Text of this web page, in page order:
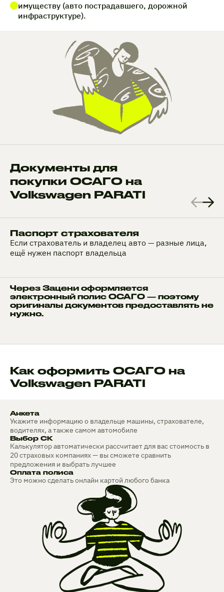
имуществу (авто пострадавшего, дорожной
инфраструктуре).
Документы для
покупки ОСАГО на
Volkswagen PARATI
Паспорт страхователя
Если страхователь и владелец авто — разные лица,
ещё нужен паспорт владельца
Через Зацени оформляется
электронный полис ОСАГО — поэтому
оригиналы документов предоставлять не
нужно.
Как оформить ОСАГО на
Volkswagen PARATI
Анкета
Укажите информацию о владельце машины, страхователе,
водителях, а также самом автомобиле
Выбор СК
Калькулятор автоматически рассчитает для вас стоимость в
20 страховых компаниях — вы сможете сравнить
предложения и выбрать лучшее
Оплата полиса
Это можно сделать онлайн картой любого банка